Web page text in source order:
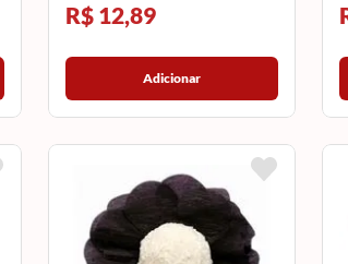
R$ 12,89
Adicionar